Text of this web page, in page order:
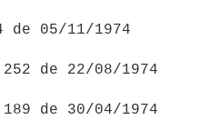
de 05/11/1974
de 22/08/1974
de 30/04/1974